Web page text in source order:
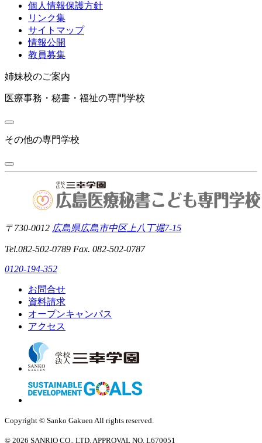
個人情報保護方針
リンク集
サイトマップ
情報公開
教員募集
姉妹校のご案内
医療事務・秘書・福祉の専門学校
その他の専門学校
〒730-0012 広島県広島市中区上八丁堀7-15
Tel.082-502-0789 Fax. 082-502-0787
0120-194-352
お問合せ
資料請求
オープンキャンパス
アクセス
Copyright © Sanko Gakuen All rights reserved.
© 2026 SANRIO CO., LTD. APPROVAL NO. L670051